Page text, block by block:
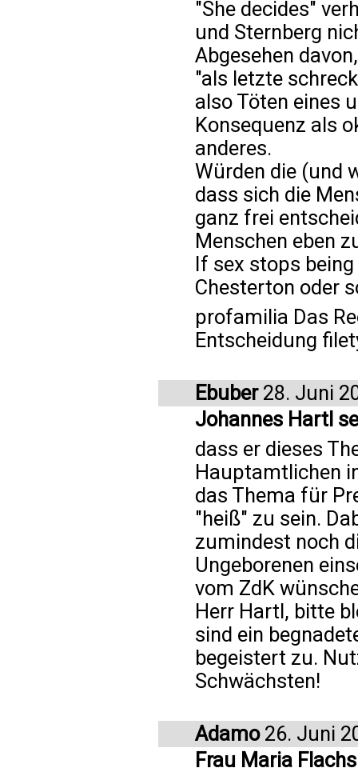
"She decides"
und Sternberg
Abgesehen
"als letzte
also Töten eines
Konsequenz als
anderes.
Würden die (und
dass sich die
ganz frei
Menschen eben
If sex stops
Chesterton oder
profamilia Das
Entscheidung
Ebuber28. Juni
Johannes Hartl
dass er dieses
Hauptamtlichen
das Thema für
"heiß" zu sein.
zumindest noch
Ungeborenen
vom ZdK
Herr Hartl, bitte
sind ein
begeistert zu.
Schwächsten!
Adamo26. Juni
Frau Maria